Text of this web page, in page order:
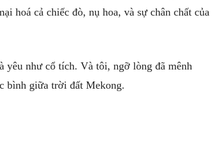
hoá cả chiếc đò, nụ hoa, và sự chân chất của
yêu như cổ tích. Và tôi, ngỡ lòng đã mênh
bình giữa trời đất Mekong.